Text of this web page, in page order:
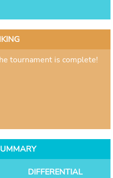
tournament is complete!
DIFFERENTIAL